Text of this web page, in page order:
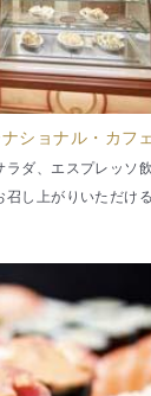
ショナル・カフェ
ダ、エスプレッソ
し上がりいただけ